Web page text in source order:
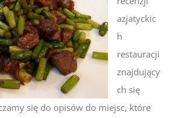
azjatyckic
h
restauracji
znajdujący
ch się
się do opisów do miejsc, które